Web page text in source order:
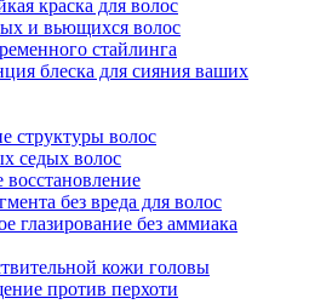
краска для волос
и вьющихся волос
стайлинга
блеска для сияния ваших
структуры волос
седых волос
без вреда для волос
глазирование без аммиака
кожи головы
против перхоти